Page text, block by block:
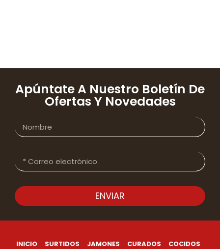
Apúntate A Nuestro Boletín De
Ofertas Y Novedades
ENVIAR
INICIO SURTIDOS JAMONES CURADOS COCIDOS